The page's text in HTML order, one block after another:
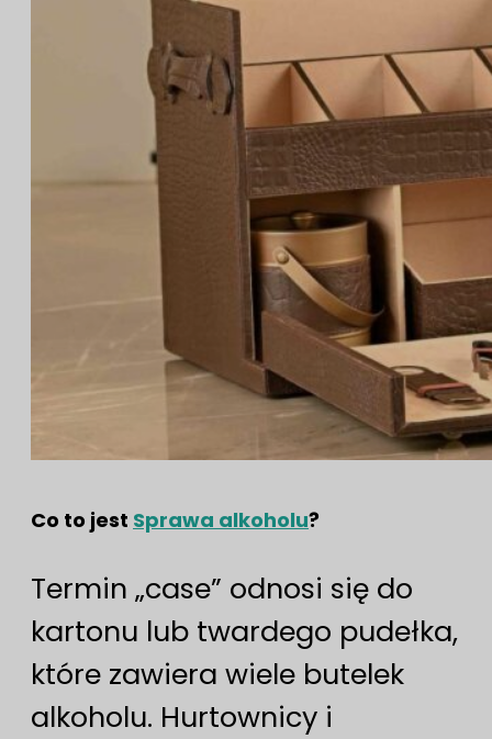
Co to jest Sprawa alkoholu?
Termin „case” odnosi się do
kartonu lub twardego pudełka,
które zawiera wiele butelek
alkoholu. Hurtownicy i